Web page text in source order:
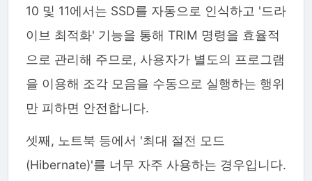
10 및 11에서는 SSD를 자동으로 인식하고 '드라
이브 최적화' 기능을 통해 TRIM 명령을 효율적
으로 관리해 주므로, 사용자가 별도의 프로그램
을 이용해 조각 모음을 수동으로 실행하는 행위
만 피하면 안전합니다.
셋째, 노트북 등에서 '최대 절전 모드
(Hibernate)'를 너무 자주 사용하는 경우입니다.